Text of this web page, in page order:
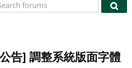
告] 調整系統版面字體